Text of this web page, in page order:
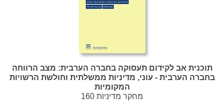
תוכנית אב לקידום תעסוקה בחברה הערבית: מצב הרווחה
בחברה הערבית - עוני, מדיניות ממשלתית וחולשת הרשויות
המקומיות
מחקר מדיניות 160